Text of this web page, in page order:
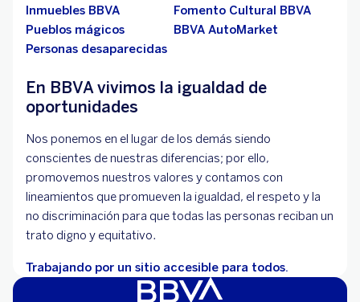
Inmuebles BBVA
Fomento Cultural BBVA
Pueblos mágicos
BBVA AutoMarket
Personas desaparecidas
En BBVA vivimos la igualdad de
oportunidades
Nos ponemos en el lugar de los demás siendo
conscientes de nuestras diferencias; por ello,
promovemos nuestros valores y contamos con
lineamientos que promueven la igualdad, el respeto y la
no discriminación para que todas las personas reciban un
trato digno y equitativo.
Trabajando por un sitio accesible para todos.